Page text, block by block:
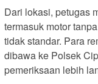
Dari lokasi, petugas
termasuk motor
tidak standar. Para
dibawa ke Polsek
pemeriksaan lebih